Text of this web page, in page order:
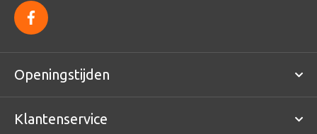
f
a
c
e
o
o
Openingstijden
Klantenservice